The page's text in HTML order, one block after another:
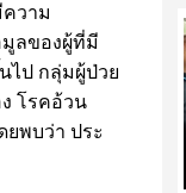
วาม
มูลของผู้ที่มี
ไป กลุ่มผู้ป่วย
โรคอ้วน
พบว่า ประ